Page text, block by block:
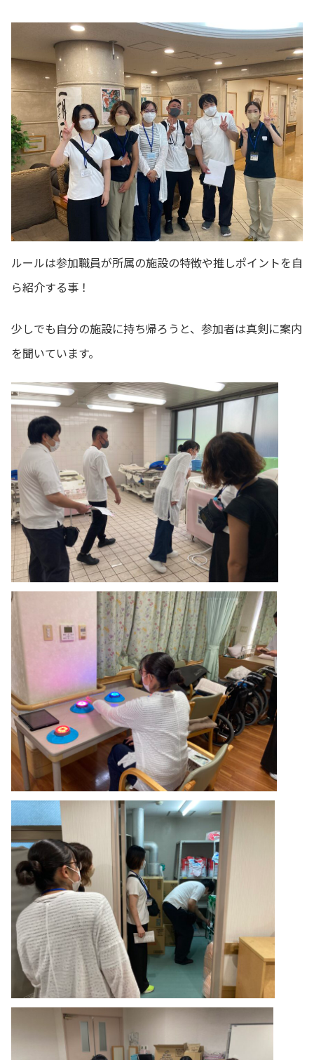
ルールは参加職員が所属の施設の特徴や推しポイントを自
ら紹介する事！
少しでも自分の施設に持ち帰ろうと、参加者は真剣に案内
を聞いています。